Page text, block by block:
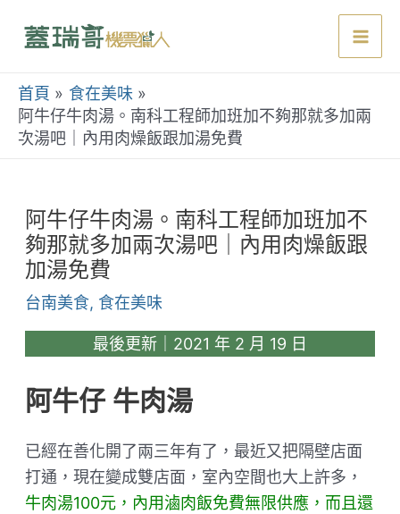
首頁
食在美味
阿牛仔牛肉湯。南科工程師加班加不夠那就多加兩
次湯吧｜內用肉燥飯跟加湯免費
阿牛仔牛肉湯。南科工程師加班加不
夠那就多加兩次湯吧｜內用肉燥飯跟
加湯免費
台南美食, 食在美味
最後更新｜2021 年 2 月 19 日
阿牛仔 牛肉湯
已經在善化開了兩三年有了，最近又把隔壁店面
打通，現在變成雙店面，室內空間也大上許多，
牛肉湯100元，內用滷肉飯免費無限供應，而且還